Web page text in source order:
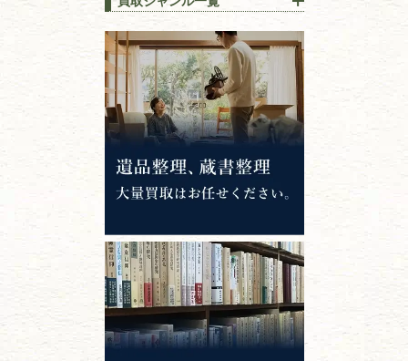
江戸時代の書物
唐本・漢籍・
中国書物・朝鮮本
錦絵・浮世絵・版画・刷り物
専門書・ 学術書
哲学書・思想書
心理学・倫理学
仏教書
神道・神社仏閣